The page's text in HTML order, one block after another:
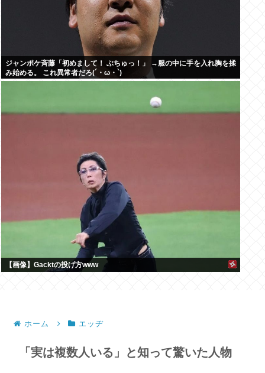
ジャンポケ斉藤「初めまして！ ぶちゅっ！」 →服の中に手を入れ胸を揉
み始める。 これ異常者だろ(´・ω・`)
【画像】Gacktの投げ方www
ホーム エッヂ
「実は複数人いる」と知って驚いた人物